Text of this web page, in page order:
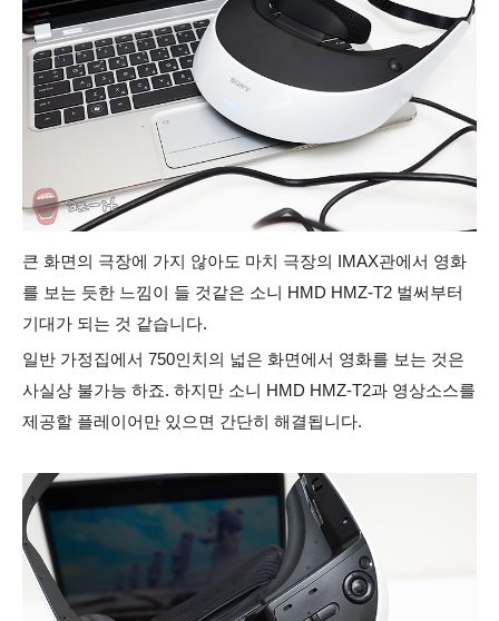
큰 화면의 극장에 가지 않아도 마치 극장의 IMAX관에서 영화
를 보는 듯한 느낌이 들 것같은 소니 HMD HMZ-T2 벌써부터
기대가 되는 것 같습니다.
일반 가정집에서 750인치의 넓은 화면에서 영화를 보는 것은
사실상 불가능 하죠. 하지만 소니 HMD HMZ-T2과 영상소스를
제공할 플레이어만 있으면 간단히 해결됩니다.